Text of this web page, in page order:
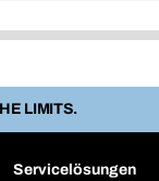
LIMITS.
Servicelösungen